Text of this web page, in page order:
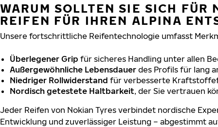
WARUM SOLLTEN SIE SICH FÜR
REIFEN FÜR IHREN ALPINA
Unsere fortschrittliche Reifentechnologie umfasst
Überlegener Grip für sicheres Handling unter allen
Außergewöhnliche Lebensdauer des Profils für lang
Niedriger Rollwiderstand für verbesserte
Nordisch getestete Haltbarkeit, der Sie vertrauen
Jeder Reifen von Nokian Tyres verbindet nordische
Entwicklung und zuverlässiger Leistung – abgestimmt